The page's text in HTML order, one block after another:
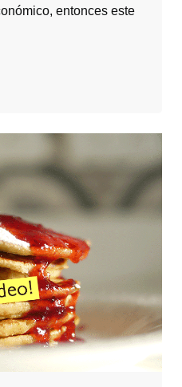
entonces este